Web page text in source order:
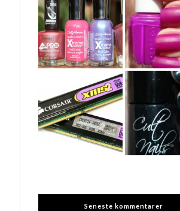
Seneste kommentarer